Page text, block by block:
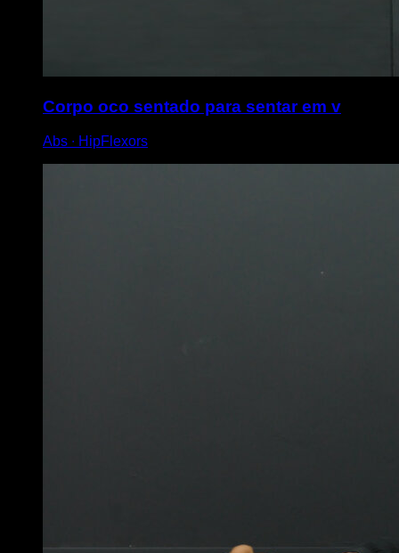
Corpo oco sentado para sentar em v
Abs ∙ HipFlexors